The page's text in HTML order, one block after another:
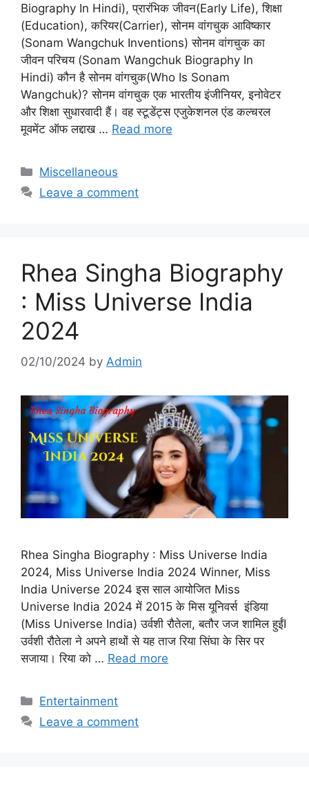
Biography In Hindi), प्रारंभिक जीवन(Early Life), शिक्षा
(Education), करियर(Carrier), सोनम वांगचुक आविष्कार
(Sonam Wangchuk Inventions) सोनम वांगचुक का
जीवन परिचय (Sonam Wangchuk Biography In
Hindi) कौन है सोनम वांगचुक(Who Is Sonam
Wangchuk)? सोनम वांगचुक एक भारतीय इंजीनियर, इनोवेटर
और शिक्षा सुधारवादी हैं। वह स्टूडेंट्स एजुकेशनल एंड कल्चरल
मूवमेंट ऑफ लद्दाख … Read more
Categories
Miscellaneous
Leave a comment
Rhea Singha Biography
: Miss Universe India
2024
02/10/2024 by Admin
Rhea Singha Biography : Miss Universe India
2024, Miss Universe India 2024 Winner, Miss
India Universe 2024 इस साल आयोजित Miss
Universe India 2024 में 2015 के मिस यूनिवर्स इंडिया
(Miss Universe India) उर्वशी रौतेला, बतौर जज शामिल हुईंI
उर्वशी रौतेला ने अपने हाथों से यह ताज रिया सिंघा के सिर पर
सजाया। रिया को … Read more
Categories
Entertainment
Leave a comment